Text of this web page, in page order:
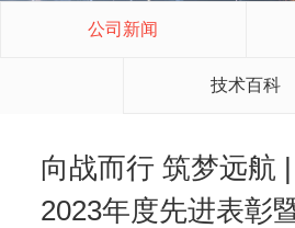
公司新闻
技术百科
向战而行 筑梦远航
2023年度先进表彰